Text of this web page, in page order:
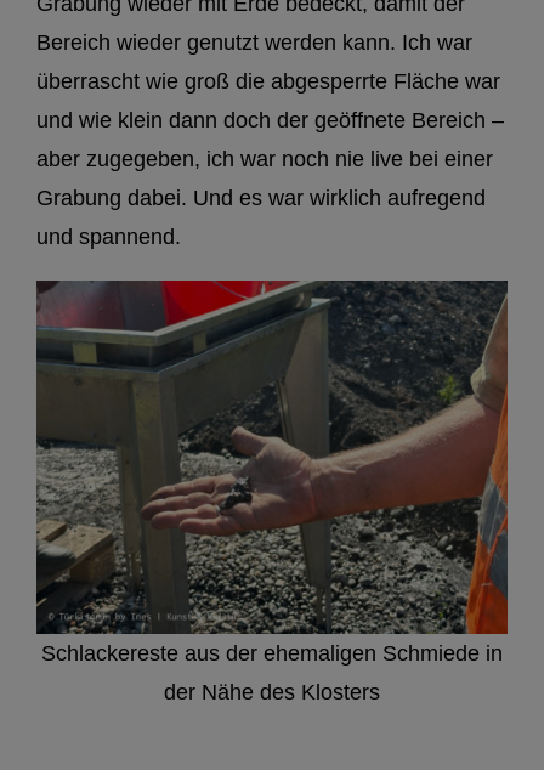
Bereich wieder genutzt werden kann. Ich war
überrascht wie groß die abgesperrte Fläche war
und wie klein dann doch der geöffnete Bereich –
aber zugegeben, ich war noch nie live bei einer
Grabung dabei. Und es war wirklich aufregend
und spannend.
Schlackereste aus der ehemaligen Schmiede in
der Nähe des Klosters